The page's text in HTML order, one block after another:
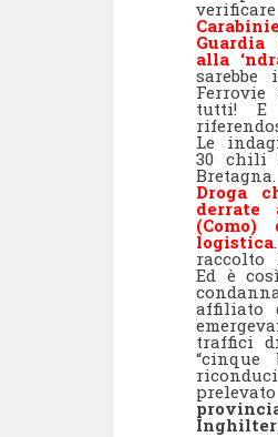
alla
Ferrovie
tutti! E
Le
30 chili
Bretagna.
Droga
logistica
raccolto
Ed è
affiliato
traffici